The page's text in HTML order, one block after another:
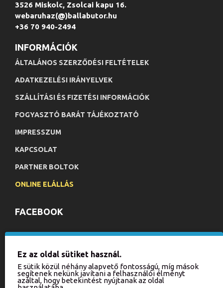
3526 Miskolc, Zsolcai kapu 16.
webaruhaz(@)ballabutor.hu
+36 70 940-2494
INFORMÁCIÓK
ÁLTALÁNOS SZERZŐDÉSI FELTÉTELEK
ADATKEZELÉSI IRÁNYELVEK
SZÁLLÍTÁSI ÉS FIZETÉSI INFORMÁCIÓK
FOGYASZTÓ BARÁT TÁJÉKOZTATÓ
IMPRESSZUM
KAPCSOLAT
PARTNER BOLTOK
ONLINE ELÁLLÁS
FACEBOOK
akcióinkról és újdonságainkról!
Ez az oldal sütiket használ.
E sütik közül néhány alapvető fontosságú, míg mások
segítenek nekünk javítani a felhasználói élményt
azáltal, hogy betekintést nyújtanak az oldal